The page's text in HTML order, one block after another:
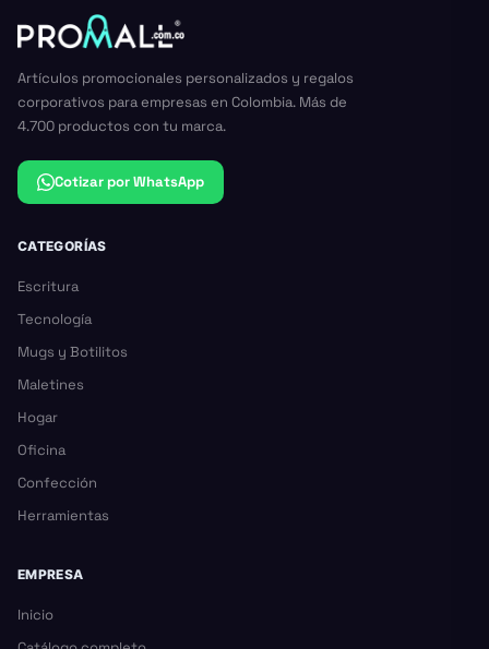
Artículos promocionales personalizados y regalos
corporativos para empresas en Colombia. Más de
4.700 productos con tu marca.
Cotizar por WhatsApp
CATEGORÍAS
Escritura
Tecnología
Mugs y Botilitos
Maletines
Hogar
Oficina
Confección
Herramientas
EMPRESA
Inicio